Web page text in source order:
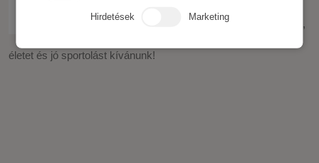
sérülésmentes,
életet és jó sportolást kívánunk!
Hirdetések Marketing